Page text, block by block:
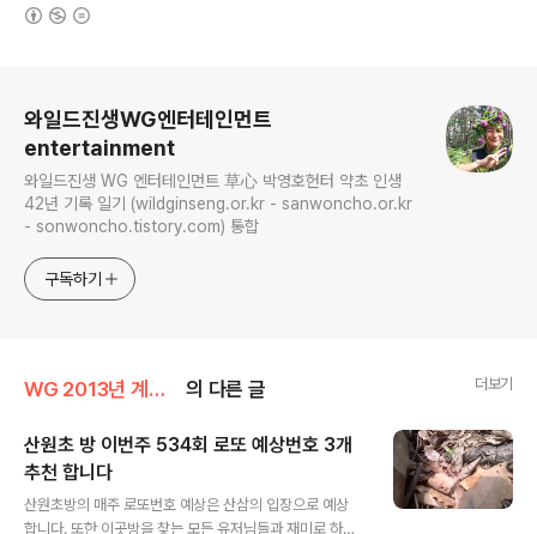
와일드진생WG엔터테인먼트
entertainment
와일드진생 WG 엔터테인먼트 草心 박영호헌터 약초 인생
42년 기록 일기 (wildginseng.or.kr - sanwoncho.or.kr
- sonwoncho.tistory.com) 통합
구독하기
WG 2013년 계사년 기록 의 다른 글 더보기
산원초 방 이번주 534회 로또 예상번호 3개
추천 합니다
산원초방의 매주 로또번호 예상은 산삼의 입장으로 예상
합니다. 또한 이곳방을 찾는 모든 유저님들과 재미로 하는